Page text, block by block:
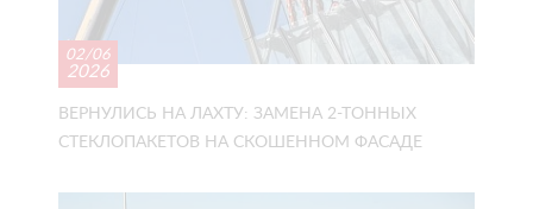
02/06
2026
ВЕРНУЛИСЬ НА ЛАХТУ: ЗАМЕНА 2-ТОННЫХ
СТЕКЛОПАКЕТОВ НА СКОШЕННОМ ФАСАДЕ